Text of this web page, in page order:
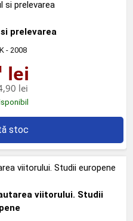
prelevarea
- 2008
lei
lei
stoc
viitorului. Studii